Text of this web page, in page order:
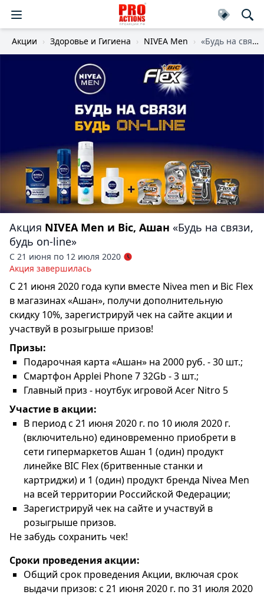
Акции Здоровье и Гигиена NIVEA Men «Будь на связи, будь on-line»
Акция NIVEA Men и Bic, Ашан «Будь на связи,
будь on-line»
С 21 июня по 12 июля 2020
Акция завершилась
C 21 июня 2020 года купи вместе Nivea men и Bic Flex
в магазинах «Ашан», получи дополнительную
скидку 10%, зарегистрируй чек на сайте акции и
участвуй в розыгрыше призов!
Призы:
Подарочная карта «Ашан» на 2000 руб. - 30 шт.;
Смартфон Applei Phone 7 32Gb - 3 шт.;
Главный приз - ноутбук игровой Acer Nitro 5
Участие в акции:
В период с 21 июня 2020 г. по 10 июля 2020 г.
(включительно) единовременно приобрети в
сети гипермаркетов Ашан 1 (один) продукт
линейке BIC Flex (бритвенные станки и
картриджи) и 1 (один) продукт бренда Nivea Men
на всей территории Российской Федерации;
Зарегистрируй чек на сайте и участвуй в
розыгрыше призов.
Не забудь сохранить чек!
Сроки проведения акции:
Общий срок проведения Акции, включая срок
выдачи призов: с 21 июня 2020 г. по 31 июля 2020